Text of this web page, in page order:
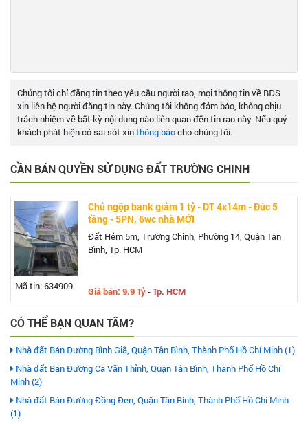
Chúng tôi chỉ đăng tin theo yêu cầu người rao, mọi thông tin về BĐS
xin liên hệ người đăng tin này. Chúng tôi không đảm bảo, không chịu
trách nhiệm về bất kỳ nội dung nào liên quan đến tin rao này. Nếu quý
khách phát hiện có sai sót xinthông báocho chúng tôi.
CẦN BÁN QUYỀN SỬ DỤNG ĐẤT TRƯỜNG CHINH
Mã tin: 634909
Chủ ngộp bank giảm 1 tỷ - DT 4x14m - Đúc 5
tầng - 5PN, 6wc nhà MỚI
Đất Hẻm 5m, Trường Chinh, Phường 14, Quận Tân
Bình, Tp. HCM
Giá bán: 9.9 Tỷ-Tp. HCM
CÓ THỂ BẠN QUAN TÂM?
Nhà đất Bán Đường Bình Giã, Quận Tân Bình, Thành Phố Hồ Chí Minh (1)
Nhà đất Bán Đường Ca Văn Thỉnh, Quận Tân Bình, Thành Phố Hồ Chí
Minh (2)
Nhà đất Bán Đường Đồng Đen, Quận Tân Bình, Thành Phố Hồ Chí Minh
(1)